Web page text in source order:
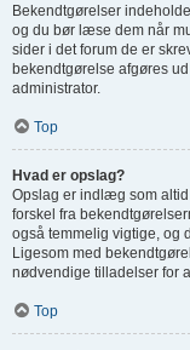
Bekendtgørelser
og du bør læse dem når
sider i det forum de er
bekendtgørelse afgøres
administrator.
Top
Hvad er opslag?
Opslag er indlæg som altid
forskel fra
også temmelig vigtige, og
Ligesom med
nødvendige tilladelser for
Top